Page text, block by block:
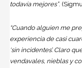
todavía mejores”.
“Cuando alguien me
experiencia de casi
‘sin incidentes’. Claro
vendavales, nieblas y